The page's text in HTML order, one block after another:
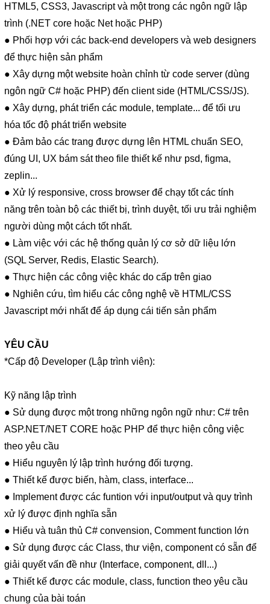
HTML5, CSS3, Javascript và một trong các ngôn ngữ lập
trình (.NET core hoặc Net hoặc PHP)
● Phối hợp với các back-end developers và web designers
để thực hiện sản phẩm
● Xây dựng một website hoàn chỉnh từ code server (dùng
ngôn ngữ C# hoặc PHP) đến client side (HTML/CSS/JS).
● Xây dựng, phát triển các module, template... để tối ưu
hóa tốc độ phát triển website
● Đảm bảo các trang được dựng lên HTML chuẩn SEO,
đúng UI, UX bám sát theo file thiết kế như psd, figma,
zeplin...
● Xử lý responsive, cross browser để chạy tốt các tính
năng trên toàn bộ các thiết bị, trình duyệt, tối ưu trải nghiệm
người dùng một cách tốt nhất.
● Làm việc với các hệ thống quản lý cơ sở dữ liệu lớn
(SQL Server, Redis, Elastic Search).
● Thực hiện các công việc khác do cấp trên giao
● Nghiên cứu, tìm hiểu các công nghệ về HTML/CSS
Javascript mới nhất để áp dụng cái tiến sản phẩm
YÊU CẦU
*Cấp độ Developer (Lập trình viên):
Kỹ năng lập trình
● Sử dụng được một trong những ngôn ngữ như: C# trên
ASP.NET/NET CORE hoặc PHP để thực hiện công việc
theo yêu cầu
● Hiểu nguyên lý lập trình hướng đối tượng.
● Thiết kế được biến, hàm, class, interface...
● Implement được các funtion với input/output và quy trình
xử lý được định nghĩa sẵn
● Hiểu và tuân thủ C# convension, Comment function lớn
● Sử dụng được các Class, thư viện, component có sẵn để
giải quyết vấn đề như (Interface, component, dll...)
● Thiết kế được các module, class, function theo yêu cầu
chung của bài toán